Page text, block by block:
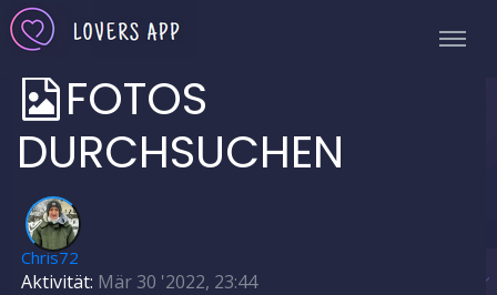
FOTOS
DURCHSUCHEN
✅
Chris72
Aktivität: Mär 30 '2022, 23:44